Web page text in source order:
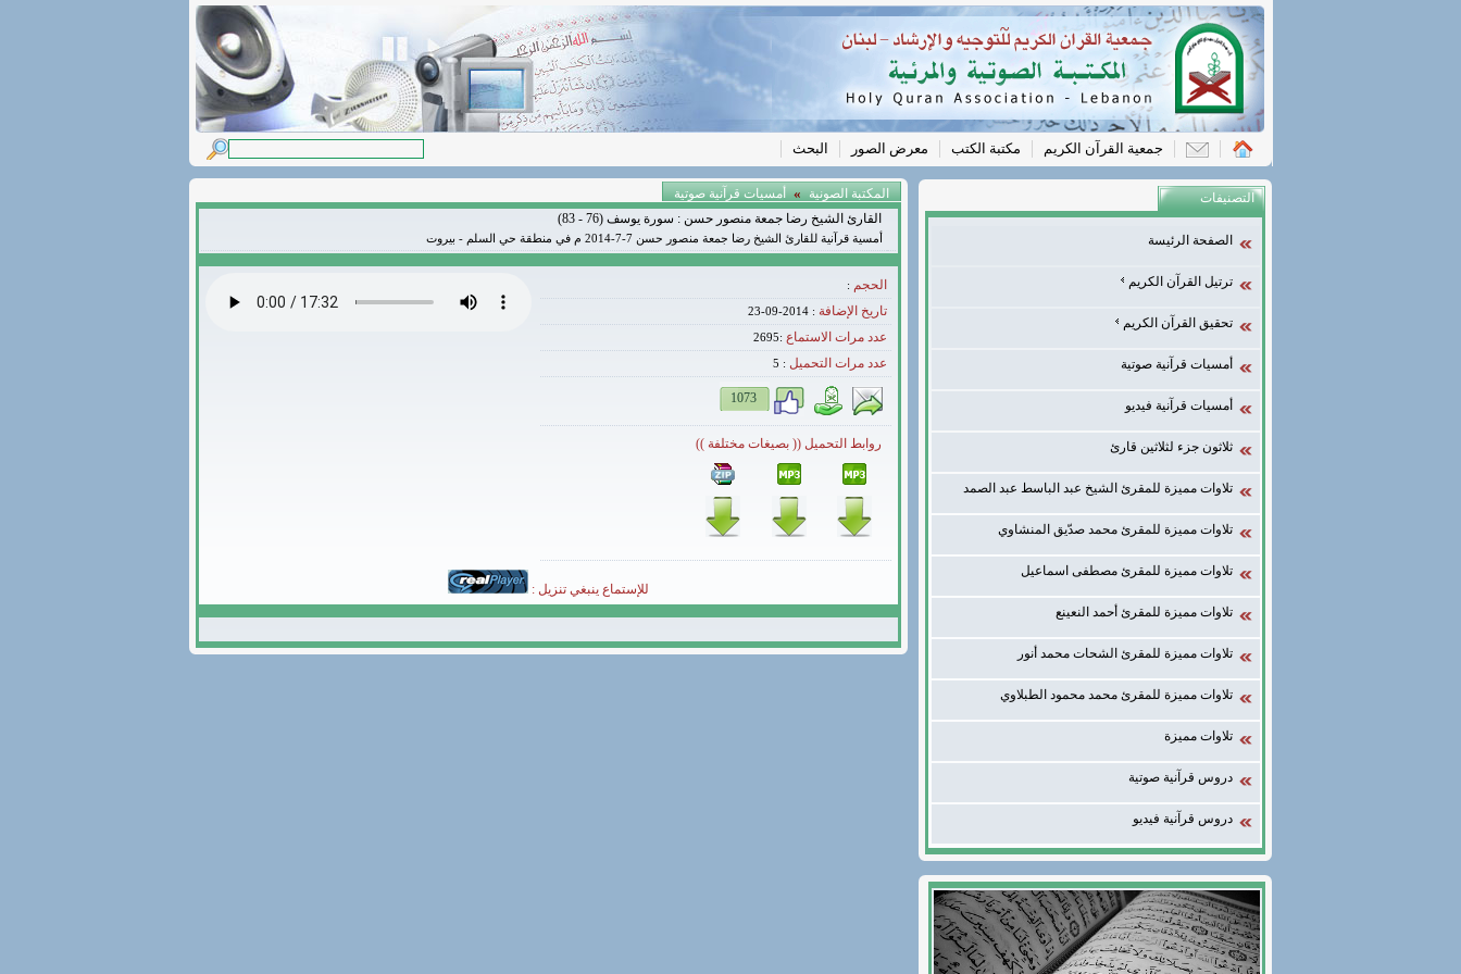
جمعية القرآن الكريم مكتبة الكتب معرض الصور البحث
المكتبة الصونية » أمسيات قرآنية صوتية
القارئ الشيخ رضا جمعة منصور حسن : سورة يوسف (76 - 83)
أمسية قرآنية للقارئ الشيخ رضا جمعة منصور حسن 7-7-2014 م في منطقة حي السلم - بيروت
الحجم :
تاريخ الإضافة : 2014-09-23
عدد مرات الاستماع :2695
عدد مرات التحميل :
5
1073
روابط التحميل (( بصيغات مختلفة ))
للإستماع ينبغي تنزيل :
التصنيفات
الصفحة الرئيسة
ترتيل القرآن الكريم
تحقيق القرآن الكريم
أمسيات قرآنية صوتية
أمسيات قرآنية فيديو
ثلاثون جزء لثلاثين قارئ
تلاوات مميزة للمقرئ الشيخ عبد الباسط عبد الصمد
تلاوات مميزة للمقرئ محمد صدّيق المنشاوي
تلاوات مميزة للمقرئ مصطفى اسماعيل
تلاوات مميزة للمقرئ أحمد النعينع
تلاوات مميزة للمقرئ الشحات محمد أنور
تلاوات مميزة للمقرئ محمد محمود الطبلاوي
تلاوات مميزة
دروس قرآنية صوتية
دروس قرآنية فيديو